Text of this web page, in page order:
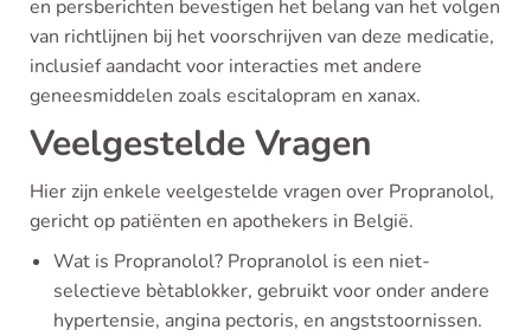
en persberichten bevestigen het belang van het volgen
van richtlijnen bij het voorschrijven van deze medicatie,
inclusief aandacht voor interacties met andere
geneesmiddelen zoals escitalopram en xanax.
Veelgestelde Vragen
Hier zijn enkele veelgestelde vragen over Propranolol,
gericht op patiënten en apothekers in België.
Wat is Propranolol? Propranolol is een niet-
selectieve bètablokker, gebruikt voor onder andere
hypertensie, angina pectoris, en angststoornissen.